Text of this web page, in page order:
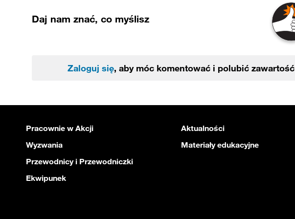
Daj nam znać, co myślisz
Zaloguj się, aby móc komentować i polubić zawartość
Pracownie w Akcji
Wyzwania
Przewodnicy i Przewodniczki
Ekwipunek
Aktualności
Materiały edukacyjne